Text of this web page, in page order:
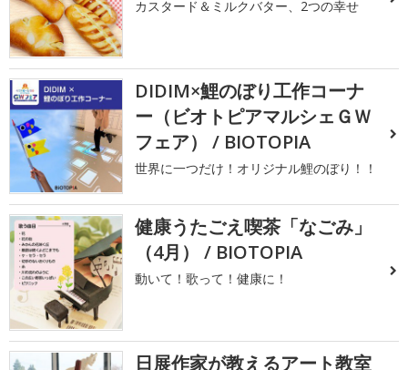
カスタード＆ミルクバター、2つの幸せ
DIDIM×鯉のぼり工作コーナ
ー（ビオトピアマルシェＧＷ
フェア） / BIOTOPIA
世界に一つだけ！オリジナル鯉のぼり！！
健康うたごえ喫茶「なごみ」
（4月） / BIOTOPIA
動いて！歌って！健康に！
日展作家が教えるアート教室